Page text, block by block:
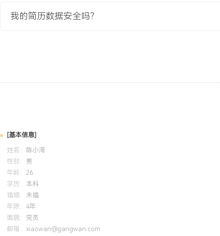
2020-09 -2024-07
音频处理项目的算法实现与优化，熟练掌握从算法仿真到嵌入式落
果：主导的车载语音项目将处理延迟降低XXX%，保障核心功能满足
过系统级功耗优化，助力终端产品续航提升XXX%。问题解决：擅长
境下进行深度性能调优，累计解决XXX余项量产项目中的复杂性能
质：具备良好的硬件协同调试能力与文档习惯，输出的技术文档与
准，能有效推动跨岗位问题解决。
培训经历
我的简历数据安全吗？
[基本信息]
姓名：
陈小湾
性别： 男
年龄： 26
学历： 本科
婚姻： 未婚
年限： 4年
面貌： 党员
邮箱： xiaowan@gangwan.com